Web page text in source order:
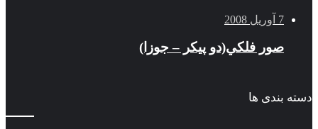
7 آوریل 2008
صور فلكي(دو پیکر – جوزا)
دسته بندی ها